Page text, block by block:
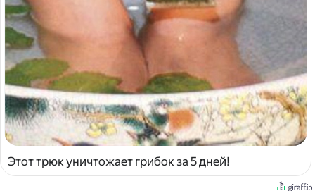
Этот трюк уничтожает грибок за 5 дней!